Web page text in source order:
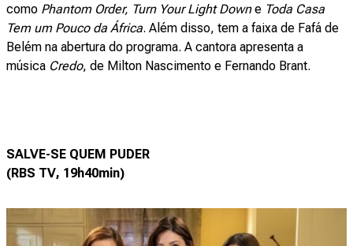
como Phantom Order, Turn Your Light Downe Toda Casa
Tem um Pouco da África. Além disso, tem a faixa de Fafá de
Belém na abertura do programa. A cantora apresenta a
música Credo, de Milton Nascimento e Fernando Brant.
SALVE-SE QUEM PUDER
(RBS TV, 19h40min)